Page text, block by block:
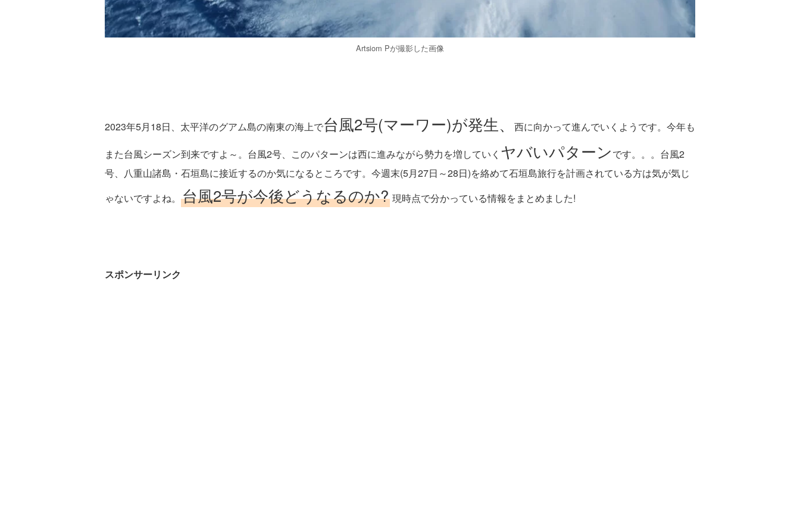
Artsiom Pが撮影した画像
2023年5月18日、太平洋のグアム島の南東の海上で台風2号(マーワー)が発生、
西に向かって進んでいくようです。今年も
また台風シーズン到来ですよ～。台風2号、このパターンは西に進みながら勢力を増していく ヤバいパターンです。。。台風2
号、八重山諸島・石垣島に接近するのか気になるところです。今週末(5月27日～28日)を絡めて石垣島旅行を計画されている方は気が気じ
ゃないですよね。 台風2号が今後どうなるのか? 現時点で分かっている情報をまとめました!
スポンサーリンク